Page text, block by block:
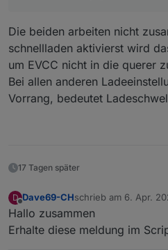
aussteigt und die
Die beiden arbeiten nicht
schnellladen aktivierst wird
um EVCC nicht in die querer
Bei allen anderen
Vorrang, bedeutet
17 Tagen später
D
Offline
Dave69-CHschrieb am 6. Apr.
zuletzt editiert von
Hallo zusammen
Erhalte diese meldung im